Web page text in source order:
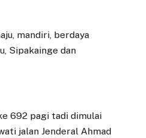
mandiri, berdaya
Sipakainge dan
692 pagi tadi dimulai
jalan Jenderal Ahmad